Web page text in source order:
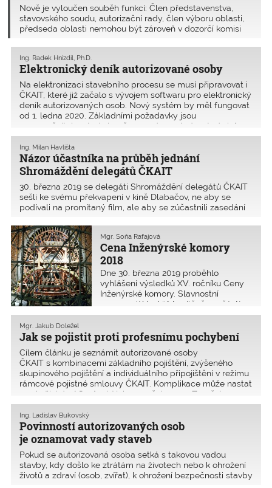
Nově je vyloučen souběh funkcí: Člen představenstva,
stavovského soudu, autorizační rady, člen výboru oblasti,
předseda oblasti nemohou být zároveň v dozorčí komisi
dozorčí komise nemůže být zároveň ve zkušební komisi ani
ve výboru oblasti a předsedou oblasti. Je schváleno
zavedení elektronického deníku autorizované osoby od
1.ledna 2020.
Elektronický deník autorizované osoby
Ing. Radek Hnízdil, Ph.D.
Na elektronizaci stavebního procesu se musí připravovat i
ČKAIT, které již začalo s vývojem softwaru pro elektronický
deník autorizovaných osob. Nový systém by měl fungovat
od 1. ledna 2020. Základními požadavky jsou
nepozměnitelnost zápisu, časovová souslednost zápisů
a samozřejmě bezpečnost celého úložiště proti event.
napadení Potřebnou změnu Organizačního řádu schválilo
Shromáždění delegátů ČKAIT v březnu 2019.
Názor účastníka na průběh jednání
Shromáždění delegátů ČKAIT
Ing. Milan Havlišta
30. března 2019 se delegáti Shromáždění delegátů ČKAIT
sešli ke svému překvapení v kině Dlabačov, ne aby se
podívali na promítaný film, ale aby se zúčastnili zasedání
Cena Inženýrské komory
2018
Mgr. Soňa Rafajová
Dne 30. března 2019 proběhlo
vyhlášení výsledků XV. ročníku Ceny
Inženýrské komory. Slavnostní
ceremoniál byl již tradičně součástí
Shromáždění delegátů ČKAIT. Od roku
přehlídky zúčastnilo již 227
inženýrských týmů se svými projekty
či stavbami.
Jak se pojistit proti profesnímu pochybení
Mgr. Jakub Doležel
Cílem článku je seznámit autorizované osoby
ČKAIT s kombinacemi základního pojištění, zvýšeného
skupinového pojištění a individuálního připojištění v režimu
rámcové pojistné smlouvy ČKAIT. Komplikace může nastat
ve chvíli, kdy AO působí jako zaměstnanec. Zaměstnance
chrání zákoník práce a dle této právní úpravy odpovídá
zaměstnanec zaměstnavateli maximálně do výše
4,5násobku průměrného hrubého měsíčního výdělku.
Povinností autorizovaných osob
je oznamovat vady staveb
Ing. Ladislav Bukovský
Pokud se autorizovaná osoba setká s takovou vadou
stavby, kdy došlo ke ztrátám na životech nebo k ohrožení
životů a zdraví (osob, zvířat), k ohrožení bezpečnosti stavby